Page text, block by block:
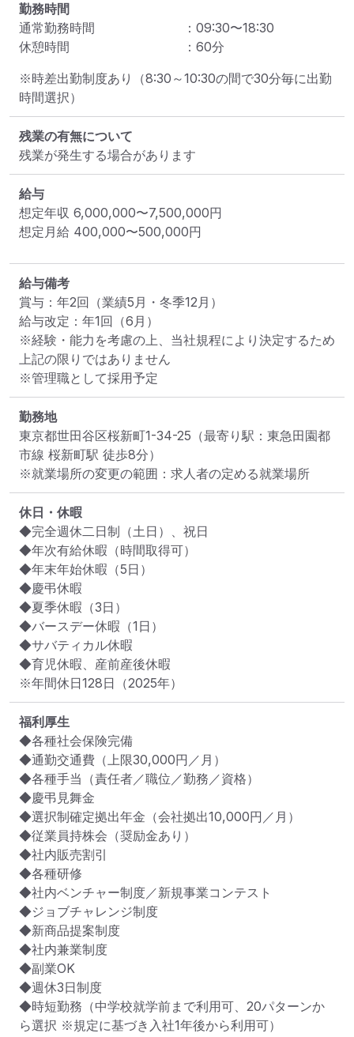
勤務時間
通常勤務時間
： 09:30〜18:30
休憩時間
： 60分
※時差出勤制度あり（8:30～10:30の間で30分毎に出勤
時間選択）
残業の有無について
残業が発生する場合があります
給与
想定年収 6,000,000〜7,500,000円
想定月給 400,000〜500,000円
給与備考
賞与：年2回（業績5月・冬季12月）
給与改定：年1回（6月）
※経験・能力を考慮の上、当社規程により決定するため
上記の限りではありません
※管理職として採用予定
勤務地
東京都世田谷区桜新町1-34-25 （最寄り駅：東急田園都
市線 桜新町駅 徒歩8分）
※就業場所の変更の範囲：求人者の定める就業場所
休日・休暇
◆完全週休二日制（土日）、祝日
◆年次有給休暇（時間取得可）
◆年末年始休暇（5日）
◆慶弔休暇
◆夏季休暇（3日）
◆バースデー休暇（1日）
◆サバティカル休暇
◆育児休暇、産前産後休暇
※年間休日128日（2025年）
福利厚生
◆各種社会保険完備
◆通勤交通費（上限30,000円／月）
◆各種手当（責任者／職位／勤務／資格）
◆慶弔見舞金
◆選択制確定拠出年金（会社拠出10,000円／月）
◆従業員持株会（奨励金あり）
◆社内販売割引
◆各種研修
◆社内ベンチャー制度／新規事業コンテスト
◆ジョブチャレンジ制度
◆新商品提案制度
◆社内兼業制度
◆副業OK
◆週休3日制度
◆時短勤務（中学校就学前まで利用可、20パターンか
ら選択 ※規定に基づき入社1年後から利用可）